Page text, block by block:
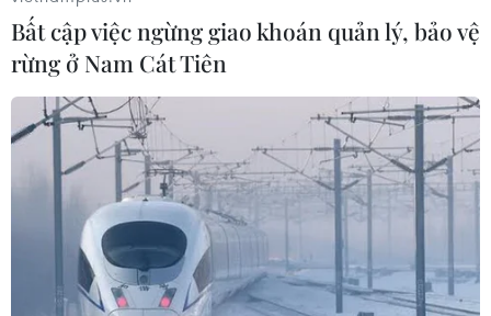
Bất cập việc ngừng giao khoán quản lý, bảo vệ
rừng ở Nam Cát Tiên